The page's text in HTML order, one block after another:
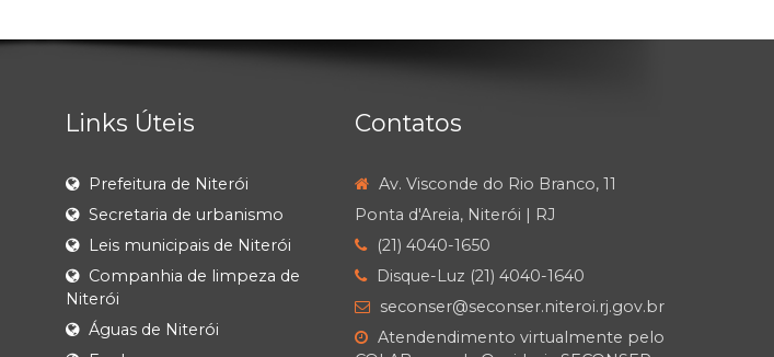
Links Úteis
Prefeitura de Niterói
Secretaria de urbanismo
Leis municipais de Niterói
Companhia de limpeza de
Niterói
Águas de Niterói
Contatos
Av. Visconde do Rio Branco, 11
Ponta d'Areia, Niterói | RJ
(21) 4040-1650
Disque-Luz (21) 4040-1640
seconser@seconser.niteroi.rj.gov.br
Atendendimento virtualmente pelo